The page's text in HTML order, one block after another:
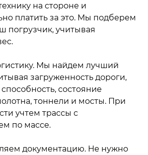
на стороне и
платить за это. Мы подберем
погрузчик, учитывая
Мы найдем лучший
загруженность дороги,
состояние
тоннели и мосты. При
учтем трассы с
по массе.
документацию. Не нужно